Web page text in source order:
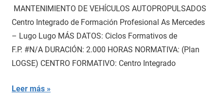
MANTENIMIENTO DE VEHÍCULOS AUTOPROPULSADOS
Centro Integrado de Formación Profesional As Mercedes
– Lugo Lugo MÁS DATOS: Ciclos Formativos de
F.P. #N/A DURACIÓN: 2.000 HORAS NORMATIVA: (Plan
LOGSE) CENTRO FORMATIVO: Centro Integrado
Leer más